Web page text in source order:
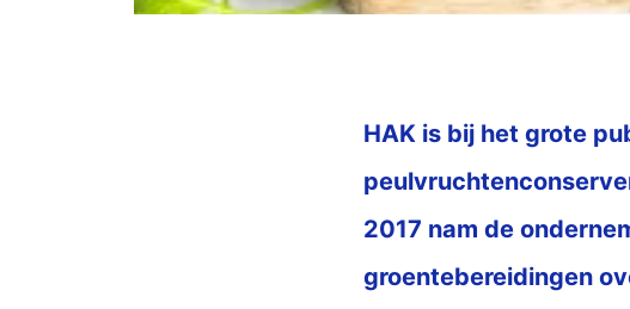
HAK is bij het grote
2017 nam de
groentebereidingen